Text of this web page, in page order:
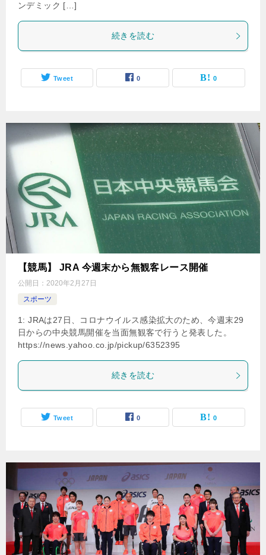
ンデミック […]
続きを読む
Tweet 0 0
【競馬】 JRA 今週末から無観客レース開催
公開日： 2020年2月27日
スポーツ
1: JRAは27日、コロナウイルス感染拡大のため、今週末29
日からの中央競馬開催を当面無観客で行うと発表した。
https://news.yahoo.co.jp/pickup/6352395
続きを読む
Tweet 0 0